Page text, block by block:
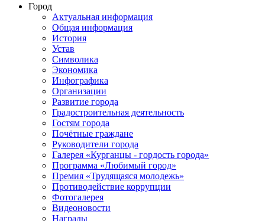
Город
Актуальная информация
Общая информация
История
Устав
Символика
Экономика
Инфографика
Организации
Развитие города
Градостроительная деятельность
Гостям города
Почётные граждане
Руководители города
Галерея «Курганцы - гордость города»
Программа «Любимый город»
Премия «Трудящаяся молодежь»
Противодействие коррупции
Фотогалерея
Видеоновости
Награды